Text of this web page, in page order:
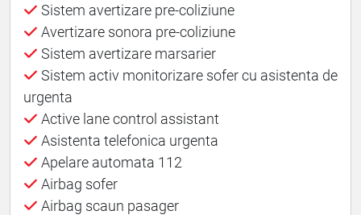
Sistem avertizare pre-coliziune
Avertizare sonora pre-coliziune
Sistem avertizare marsarier
Sistem activ monitorizare sofer cu asistenta de
urgenta
Active lane control assistant
Asistenta telefonica urgenta
Apelare automata 112
Airbag sofer
Airbag scaun pasager